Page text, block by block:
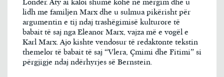
Londër. Aty ai kaloi shumë kohë në mërgim dhe u
lidh me familjen Marx dhe u sulmua pikërisht për
argumentin e tij ndaj trashëgimisë kulturore të
babait të saj nga Eleanor Marx, vajza më e vogël e
Karl Marx. Ajo kishte vendosur të redaktonte tekstin
themelor të babait të saj “Vlera, Çmimi dhe Fitimi” si
përgjigje ndaj ndërhyrjes së Bernstein.